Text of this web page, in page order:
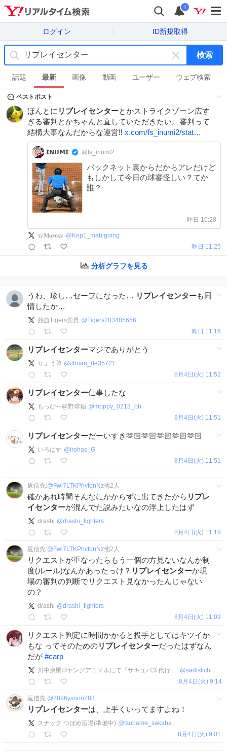
i
ログイン ID新規取得
キ
ー
ワ
ド
を
消
す
検索
話題 最新 画像 動画 ユーザー ウェブ検索
ベストポスト
ほんとに リプレイセンターとかストライクゾーン広す
ぎる審判とかちゃんと直していただきたい。審判って
結構大事なんだからな運営‼️ x.com/fs_inumi2/stat…
𝗜𝗡𝗨𝗠𝗜 @fs_inumi2
バックネット裏からだからアレだけど
もしかして今日の球審怪しい？てか
誰？
昨日 10:28
🥨𝐌𝐚𝐫𝐨🥨 @ Kep1_mahigoing
昨日 11:25
分析グラフを見る
うわ、珍し…セーフになった… リプレイセンターも同
情したか…
熱血Tigers党員 @Tigers203485656
昨日 11:16
リプレイセンターマジでありがとう
りょう🐰 @chuan_de35721
8月4日(火) 11:52
リプレイセンター仕事したな
もっぴー@野球垢 @moppy_0213_bb
8月4日(火) 11:51
リプレイセンターだーいすき🫶🏻🫶🏻🫶🏻🫶🏻🫶🏻
いろはす @irohas_G
8月4日(火) 11:51
返信先:@ Fwl7LTKPhvfonNz他2 人
確かあれ時間そんなにかからずに出てきたから リプレ
イセンターが混んでた説みたいなの浮上したはず
drashi @drashi_fighters
8月4日(火) 11:19
返信先:@ Fwl7LTKPhvfonNz他2 人
リクエストが重なったらもう一個の方見ないなんか制
度(ルール)なんかあったっけ？ リプレイセンターか現
場の審判の判断でリクエスト見なかったんじゃない
の？
drashi @drashi_fighters
8月4日(火) 11:09
リクエスト判定に時間かかると投手としてはキツイか
もな ってそのためのリプレイセンターだったはずなん
だが #carp
川中康嗣⚾ヤングアニマルにて『サキュバス代行』新連載開始 @sadistichimesub
8月4日(火) 9:14
返信先:@2896ysnori283
リプレイセンターは、上手くいってますよね！
スナック つばめ酒場(準備中) @tsubame_sakaba
8月4日(火) 9:01